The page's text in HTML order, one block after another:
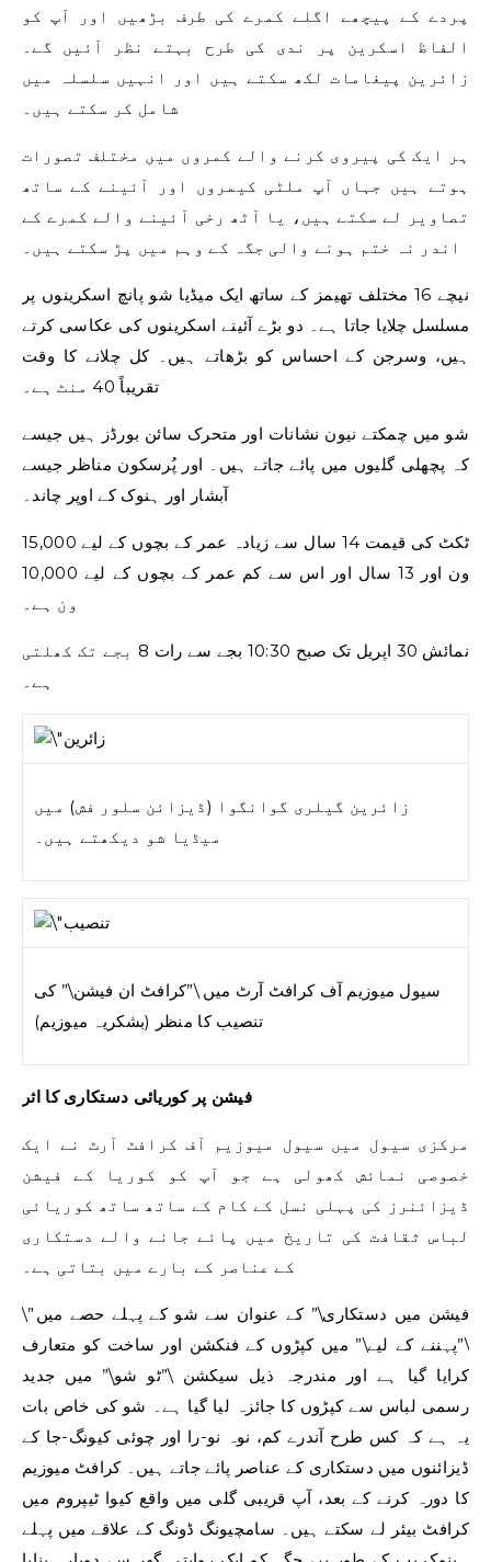
پردے کے پیچھے اگلے کمرے کی طرف بڑھیں اور آپ کو
الفاظ اسکرین پر ندی کی طرح بہتے نظر آئیں گے۔
زائرین پیغامات لکھ سکتے ہیں اور انہیں سلسلہ میں
شامل کر سکتے ہیں۔
ہر ایک کی پیروی کرنے والے کمروں میں مختلف تصورات
ہوتے ہیں جہاں آپ ملٹی کیمروں اور آئینے کے ساتھ
تصاویر لے سکتے ہیں، یا آٹھ رخی آئینے والے کمرے کے
اندر نہ ختم ہونے والی جگہ کے وہم میں پڑ سکتے ہیں۔
نیچے 16 مختلف تھیمز کے ساتھ ایک میڈیا شو پانچ اسکرینوں پر
مسلسل چلایا جاتا ہے۔ دو بڑے آئینے اسکرینوں کی عکاسی کرتے
ہیں، وسرجن کے احساس کو بڑھاتے ہیں۔ کل چلانے کا وقت
تقریباً 40 منٹ ہے۔
شو میں چمکتے نیون نشانات اور متحرک سائن بورڈز ہیں جیسے
کہ پچھلی گلیوں میں پائے جاتے ہیں۔ اور پُرسکون مناظر جیسے
آبشار اور ہنوک کے اوپر چاند۔
ٹکٹ کی قیمت 14 سال سے زیادہ عمر کے بچوں کے لیے 15,000
ون اور 13 سال اور اس سے کم عمر کے بچوں کے لیے 10,000
ون ہے۔
نمائش 30 اپریل تک صبح 10:30 بجے سے رات 8 بجے تک کھلتی
ہے۔
زائرین گیلری گوانگوا (ڈیزائن سلور فش) میں
میڈیا شو دیکھتے ہیں۔
سیول میوزیم آف کرافٹ آرٹ میں \”کرافٹ ان فیشن\” کی
تنصیب کا منظر (بشکریہ میوزیم)
فیشن پر کوریائی دستکاری کا اثر
مرکزی سیول میں سیول میوزیم آف کرافٹ آرٹ نے ایک
خصوصی نمائش کھولی ہے جو آپ کو کوریا کے فیشن
ڈیزائنرز کی پہلی نسل کے کام کے ساتھ ساتھ کوریائی
لباس ثقافت کی تاریخ میں پائے جانے والے دستکاری
کے عناصر کے بارے میں بتاتی ہے۔
\”فیشن میں دستکاری\” کے عنوان سے شو کے پہلے حصے میں
\”پہننے کے لیے\” میں کپڑوں کے فنکشن اور ساخت کو متعارف
کرایا گیا ہے اور مندرجہ ذیل سیکشن \”ٹو شو\” میں جدید
رسمی لباس سے کپڑوں کا جائزہ لیا گیا ہے۔ شو کی خاص بات
یہ ہے کہ کس طرح آندرے کم، نوہ نو-را اور چوئی کیونگ-جا کے
ڈیزائنوں میں دستکاری کے عناصر پائے جاتے ہیں۔ کرافٹ میوزیم
کا دورہ کرنے کے بعد، آپ قریبی گلی میں واقع کیوا ٹیپروم میں
کرافٹ بیئر لے سکتے ہیں۔ سامچیونگ ڈونگ کے علاقے میں پہلے